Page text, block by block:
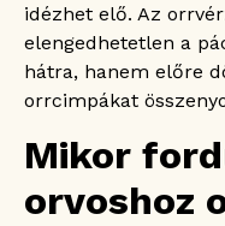
idézhet elő. Az
elengedhetetlen a
hátra, hanem előre
orrcimpákat
Mikor
orvoshoz